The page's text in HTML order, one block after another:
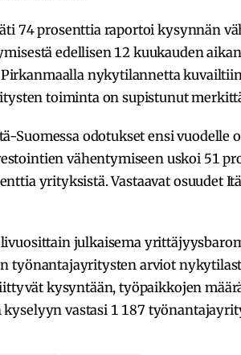
74 prosenttia raportoi kysynnän
edellisen 12 kuukauden
Pirkanmaalla nykytilannetta
toiminta on supistunut
Suomessa odotukset ensi vuodelle
vähentymiseen uskoi 51
yrityksistä. Vastaavat osuudet
julkaisema
työnantajayritysten arviot
kysyntään, työpaikkojen
vastasi 1 187